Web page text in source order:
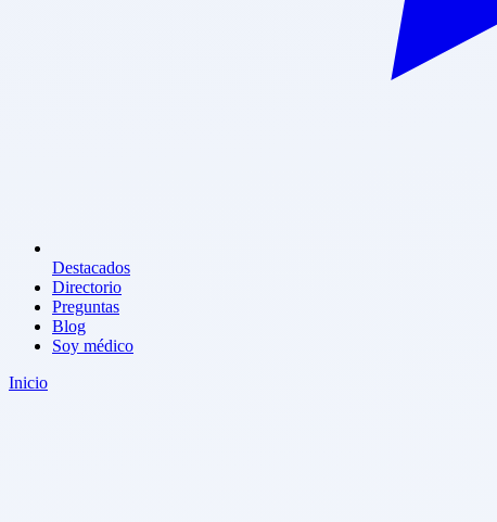
Destacados
Directorio
Preguntas
Blog
Soy médico
Inicio